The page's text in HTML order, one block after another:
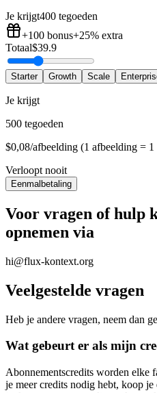
Je krijgt400 tegoeden
+100 bonus+25% extra
Totaal$39.9
Starter Growth Scale
Je krijgt
500 tegoeden
$0,08/afbeelding (1 afbeelding = 1
Verloopt nooit
Eenmalbetaling
Voor vragen of hulp
opnemen via
hi@flux-kontext.org
Veelgestelde vragen
Heb je andere vragen, neem dan
Wat gebeurt er als mijn
Abonnementscredits worden elke
je meer credits nodig hebt, koop